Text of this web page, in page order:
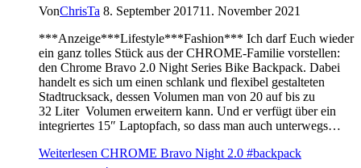
VonChrisTa 8. September 201711. November 2021
***Anzeige***Lifestyle***Fashion*** Ich darf Euch wieder
ein ganz tolles Stück aus der CHROME-Familie vorstellen:
den Chrome Bravo 2.0 Night Series Bike Backpack. Dabei
handelt es sich um einen schlank und flexibel gestalteten
Stadtrucksack, dessen Volumen man von 20 auf bis zu
32 Liter Volumen erweitern kann. Und er verfügt über ein
integriertes 15″ Laptopfach, so dass man auch unterwegs…
Weiterlesen CHROME Bravo Night 2.0 #backpack